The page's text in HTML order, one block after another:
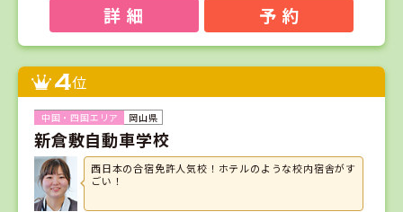
詳 細 予 約
4位
岡山県
新倉敷自動車学校
西日本の合宿免許人気校！ホテルのような校内宿舎がす
ごい！